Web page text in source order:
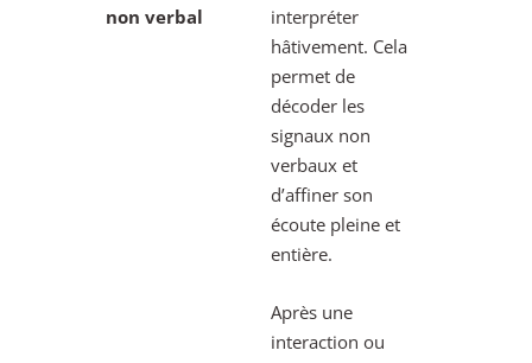
non verbal
interpréter
hâtivement. Cela
permet de
décoder les
signaux non
verbaux et
d’affiner son
écoute pleine et
entière.
Après une
interaction ou